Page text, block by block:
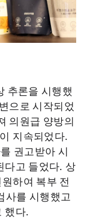
추론을 시행했
으로 시작되었
의원급 양방의
지속되었다.
권고받아 시
다고 들었다. 상
하여 복부 전
사를 시행했고
했다.